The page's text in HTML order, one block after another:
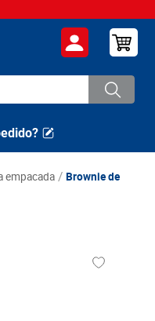
empacada
Brownie de